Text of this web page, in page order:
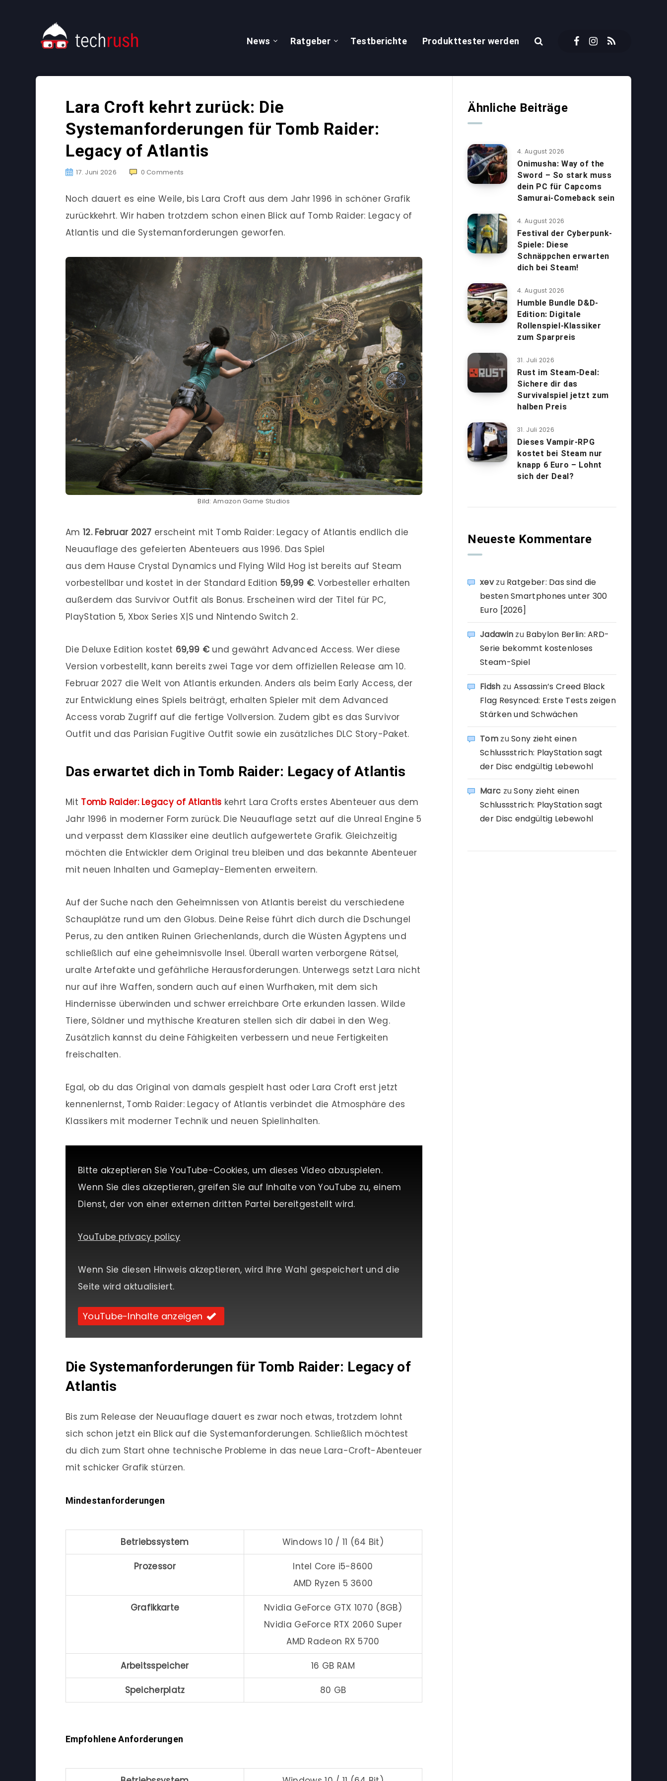
News Ratgeber Testberichte Produkttester werden
Lara Croft kehrt zurück: Die
Systemanforderungen für Tomb Raider:
Legacy of Atlantis
17. Juni 2026 0 Comments
Noch dauert es eine Weile, bis Lara Croft aus dem Jahr 1996 in schöner Grafik
zurückkehrt. Wir haben trotzdem schon einen Blick auf Tomb Raider: Legacy of
Atlantis und die Systemanforderungen geworfen.
Bild: Amazon Game Studios
Am 12. Februar 2027 erscheint mit Tomb Raider: Legacy of Atlantis endlich die
Neuauflage des gefeierten Abenteuers aus 1996. Das Spiel
aus dem Hause Crystal Dynamics und Flying Wild Hog ist bereits auf Steam
vorbestellbar und kostet in der Standard Edition 59,99 €. Vorbesteller erhalten
außerdem das Survivor Outfit als Bonus. Erscheinen wird der Titel für PC,
PlayStation 5, Xbox Series X|S und Nintendo Switch 2.
Die Deluxe Edition kostet 69,99 €und gewährt Advanced Access. Wer diese
Version vorbestellt, kann bereits zwei Tage vor dem offiziellen Release am 10.
Februar 2027 die Welt von Atlantis erkunden. Anders als beim Early Access, der
zur Entwicklung eines Spiels beiträgt, erhalten Spieler mit dem Advanced
Access vorab Zugriff auf die fertige Vollversion. Zudem gibt es das Survivor
Outfit und das Parisian Fugitive Outfit sowie ein zusätzliches DLC Story-Paket.
Das erwartet dich in Tomb Raider: Legacy of Atlantis
Mit Tomb Raider: Legacy of Atlantis kehrt Lara Crofts erstes Abenteuer aus dem
Jahr 1996 in moderner Form zurück. Die Neuauflage setzt auf die Unreal Engine 5
und verpasst dem Klassiker eine deutlich aufgewertete Grafik. Gleichzeitig
möchten die Entwickler dem Original treu bleiben und das bekannte Abenteuer
mit neuen Inhalten und Gameplay-Elementen erweitern.
Auf der Suche nach den Geheimnissen von Atlantis bereist du verschiedene
Schauplätze rund um den Globus. Deine Reise führt dich durch die Dschungel
Perus, zu den antiken Ruinen Griechenlands, durch die Wüsten Ägyptens und
schließlich auf eine geheimnisvolle Insel. Überall warten verborgene Rätsel,
uralte Artefakte und gefährliche Herausforderungen. Unterwegs setzt Lara nicht
nur auf ihre Waffen, sondern auch auf einen Wurfhaken, mit dem sich
Hindernisse überwinden und schwer erreichbare Orte erkunden lassen. Wilde
Tiere, Söldner und mythische Kreaturen stellen sich dir dabei in den Weg.
Zusätzlich kannst du deine Fähigkeiten verbessern und neue Fertigkeiten
freischalten.
Egal, ob du das Original von damals gespielt hast oder Lara Croft erst jetzt
kennenlernst, Tomb Raider: Legacy of Atlantis verbindet die Atmosphäre des
Klassikers mit moderner Technik und neuen Spielinhalten.
Bitte akzeptieren Sie YouTube-Cookies, um dieses Video abzuspielen.
Wenn Sie dies akzeptieren, greifen Sie auf Inhalte von YouTube zu, einem
Dienst, der von einer externen dritten Partei bereitgestellt wird.
YouTube privacy policy
Wenn Sie diesen Hinweis akzeptieren, wird Ihre Wahl gespeichert und die
Seite wird aktualisiert.
YouTube-Inhalte anzeigen
Die Systemanforderungen für Tomb Raider: Legacy of
Atlantis
Bis zum Release der Neuauflage dauert es zwar noch etwas, trotzdem lohnt
sich schon jetzt ein Blick auf die Systemanforderungen. Schließlich möchtest
du dich zum Start ohne technische Probleme in das neue Lara-Croft-Abenteuer
mit schicker Grafik stürzen.
Mindestanforderungen
Betriebssystem Windows 10 / 11 (64 Bit)
Prozessor
Intel Core i5-8600
AMD Ryzen 5 3600
Grafikkarte
Nvidia GeForce GTX 1070 (8GB)
Nvidia GeForce RTX 2060 Super
AMD Radeon RX 5700
Arbeitsspeicher 16 GB RAM
Speicherplatz 80 GB
Empfohlene Anforderungen
Ähnliche Beiträge
4. August 2026
Onimusha: Way of the
Sword – So stark muss
dein PC für Capcoms
Samurai-Comeback sein
4. August 2026
Festival der Cyberpunk-
Spiele: Diese
Schnäppchen erwarten
dich bei Steam!
4. August 2026
Humble Bundle D&D-
Edition: Digitale
Rollenspiel-Klassiker
zum Sparpreis
31. Juli 2026
Rust im Steam-Deal:
Sichere dir das
Survivalspiel jetzt zum
halben Preis
31. Juli 2026
Dieses Vampir-RPG
kostet bei Steam nur
knapp 6 Euro – Lohnt
sich der Deal?
Neueste Kommentare
xevzu Ratgeber: Das sind die
besten Smartphones unter 300
Euro [2026]
Jadawin zu Babylon Berlin: ARD-
Serie bekommt kostenloses
Steam-Spiel
Fidsh zu Assassin’s Creed Black
Flag Resynced: Erste Tests zeigen
Stärken und Schwächen
TomzuSony zieht einen
Schlussstrich: PlayStation sagt
der Disc endgültig Lebewohl
Marc zuSony zieht einen
Schlussstrich: PlayStation sagt
der Disc endgültig Lebewohl